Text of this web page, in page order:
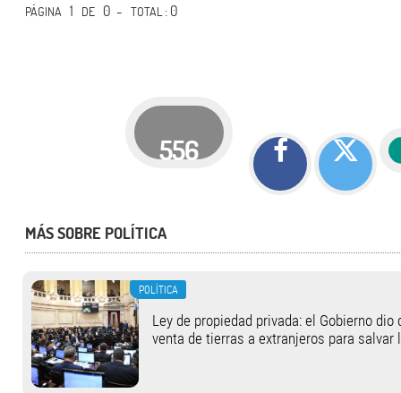
PÁGINA 1 DE 0 -TOTAL: 0
556
MÁS SOBRE POLÍTICA
POLÍTICA
Ley de propiedad privada: el Gobierno
venta de tierras a extranjeros para salvar